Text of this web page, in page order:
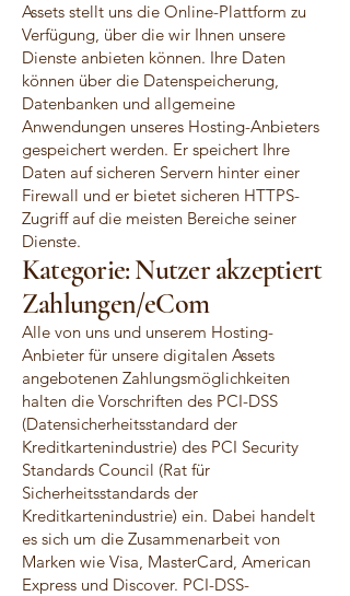
Assets stellt uns die Online-Plattform zu
Verfügung, über die wir Ihnen unsere
Dienste anbieten können. Ihre Daten
können über die Datenspeicherung,
Datenbanken und allgemeine
Anwendungen unseres Hosting-Anbieters
gespeichert werden. Er speichert Ihre
Daten auf sicheren Servern hinter einer
Firewall und er bietet sicheren HTTPS-
Zugriff auf die meisten Bereiche seiner
Dienste.
Kategorie: Nutzer akzeptiert
Zahlungen/eCom
Alle von uns und unserem Hosting-
Anbieter für unsere digitalen Assets
angebotenen Zahlungsmöglichkeiten
halten die Vorschriften des PCI-DSS
(Datensicherheitsstandard der
Kreditkartenindustrie) des PCI Security
Standards Council (Rat für
Sicherheitsstandards der
Kreditkartenindustrie) ein. Dabei handelt
es sich um die Zusammenarbeit von
Marken wie Visa, MasterCard, American
Express und Discover. PCI-DSS-